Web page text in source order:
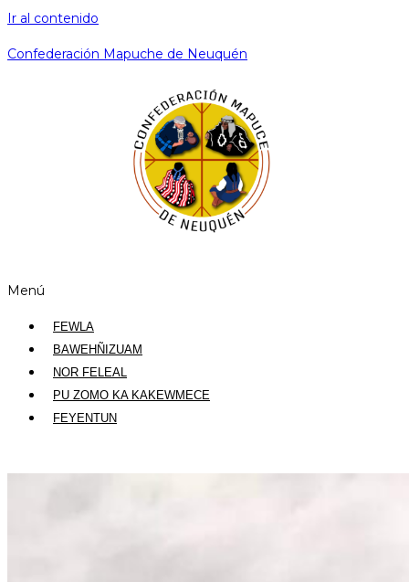
Ir al contenido
Confederación Mapuche de Neuquén
Menú
FEWLA
BAWEHÑIZUAM
NOR FELEAL
PU ZOMO KA KAKEWMECE
FEYENTUN